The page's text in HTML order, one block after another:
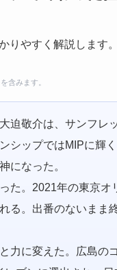
りやすく解説します。
含みます。
迫敬介は、サンフ
シップではMIPに輝
になった。
た。2021年の東京
る。出番のないまま
力に変えた。広島の